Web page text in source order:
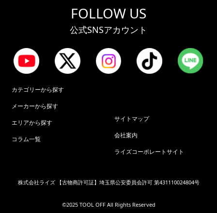
FOLLOW US
公式SNSアカウント
カテゴリーから探す
メーカーから探す
エリアから探す
コラム一覧
サイトマップ
会社案内
ライズコーポレートサイト
株式会社ライズ 【古物商許可証】埼玉県公安委員会許可 第431110024804号
©︎2025 TOOL OFF All Rights Reserved